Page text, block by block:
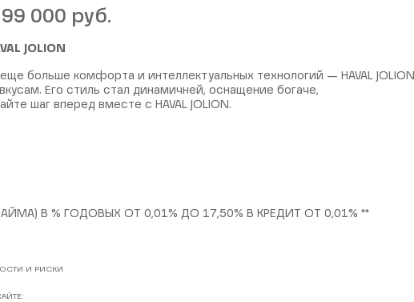
000 руб.
JOLION
больше комфорта и интеллектуальных технологий — HAVAL JOLION
Его стиль стал динамичней, оснащение богаче,
шаг вперед вместе с HAVAL JOLION.
В % ГОДОВЫХ ОТ 0,01% ДО 17,50% В КРЕДИТ ОТ 0,01% **
И РИСКИ